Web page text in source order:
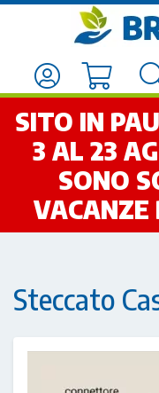
SITO IN
3 AL 23
SONO
VACANZE
Steccato